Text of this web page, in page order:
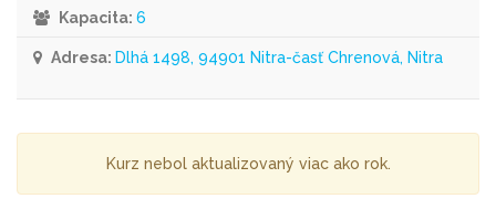
Kapacita: 6
Adresa: Dlhá 1498, 94901 Nitra-časť Chrenová, Nitra
Kurz nebol aktualizovaný viac ako rok.